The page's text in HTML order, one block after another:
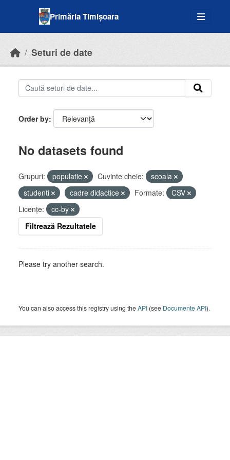
Primăria Timișoara
Seturi de date
Order by
No datasets found
Grupuri: populatie Cuvinte cheie:
scoala
studenti
cadre didactice Formate:
CSV
Licenţe:
cc-by
Filtrează Rezultatele
Please try another search.
You can also access this registry using theAPI (see Documente API).